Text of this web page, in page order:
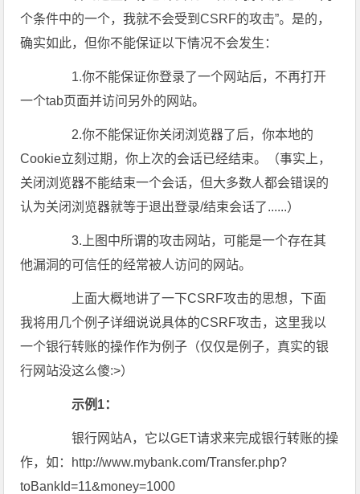
个条件中的一个，我就不会受到CSRF的攻击”。是的，
确实如此，但你不能保证以下情况不会发生：
1.你不能保证你登录了一个网站后，不再打开
一个tab页面并访问另外的网站。
2.你不能保证你关闭浏览器了后，你本地的
Cookie立刻过期，你上次的会话已经结束。（事实上，
关闭浏览器不能结束一个会话，但大多数人都会错误的
认为关闭浏览器就等于退出登录/结束会话了......）
3.上图中所谓的攻击网站，可能是一个存在其
他漏洞的可信任的经常被人访问的网站。
上面大概地讲了一下CSRF攻击的思想，下面
我将用几个例子详细说说具体的CSRF攻击，这里我以
一个银行转账的操作作为例子（仅仅是例子，真实的银
行网站没这么傻:>）
示例1：
银行网站A，它以GET请求来完成银行转账的操
作，如：http://www.mybank.com/Transfer.php?
toBankId=11&money=1000